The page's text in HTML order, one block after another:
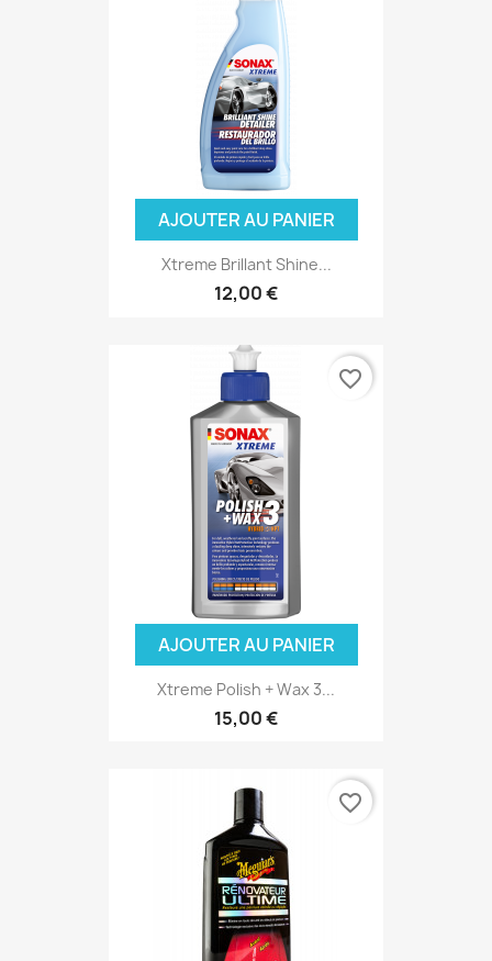
AJOUTER AU PANIER
Xtreme Brillant Shine...
12,00 €
AJOUTER AU PANIER
Xtreme Polish + Wax 3...
15,00 €
favorite_border
favorite_border